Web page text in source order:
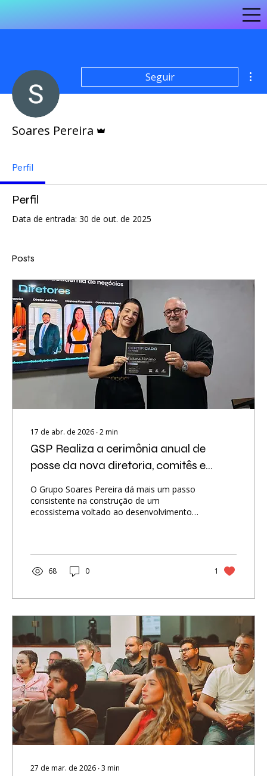
Seguir
Soares Pereira
Perfil
Perfil
Data de entrada: 30 de out. de 2025
Posts
17 de abr. de 2026 ∙2min
GSP Realiza a cerimônia anual de
posse da nova diretoria, comitês e
curadores do Conselho da Academia
de Negócios!
O Grupo Soares Pereira dá mais um passo
consistente na construção de um
ecossistema voltado ao desenvolvimento
ambiente onde networking qualificado, visão
estratégica e crescimento profissional
caminham juntos. Mais do que um conselho,
entre empresários, lideranças e especialistas
que compartilham o interesse em evoluir,
gerar negócios...
68 0 1
27 de mar. de 2026 ∙3 min